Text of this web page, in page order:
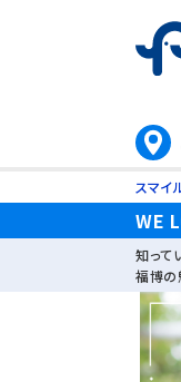
スマイ
WE
知って
福博の